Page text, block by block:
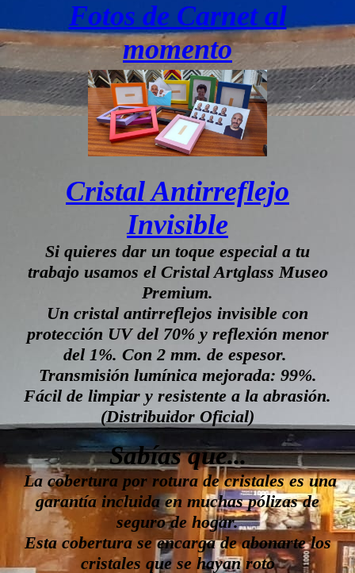
Fotos de Carnet al
momento
Cristal Antirreflejo
Invisible
Si quieres dar un toque especial a tu
trabajo usamos el Cristal Artglass Museo
Premium.
Un cristal antirreflejos invisible con
protección UV del 70% y reflexión menor
del 1%. Con 2 mm. de espesor.
Transmisión lumínica mejorada: 99%.
Fácil de limpiar y resistente a la abrasión.
(Distribuidor Oficial)
Sabías que...
La cobertura por rotura de cristales es una
garantía incluida en muchas pólizas de
seguro de hogar.
Esta cobertura se encarga de abonarte los
cristales que se hayan roto